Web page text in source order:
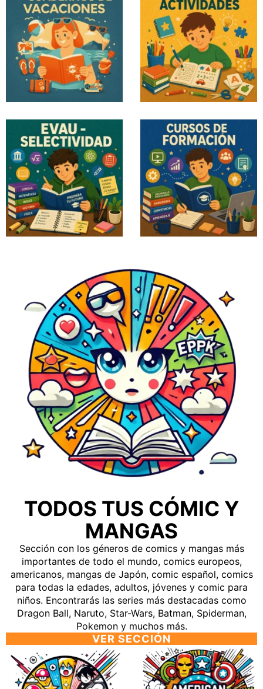
TODOS TUS CÓMIC Y
MANGAS
Sección con los géneros de comics y mangas más
importantes de todo el mundo, comics europeos,
americanos, mangas de Japón, comic español, comics
para todas la edades, adultos, jóvenes y comic para
niños. Encontrarás las series más destacadas como
Dragon Ball, Naruto, Star-Wars, Batman, Spiderman,
Pokemon y muchos más.
VER SECCIÓN